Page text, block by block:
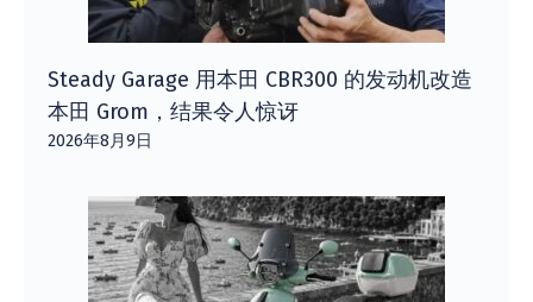
Steady Garage 用本田 CBR300 的发动机改造
本田 Grom，结果令人惊讶
2026年8月9日